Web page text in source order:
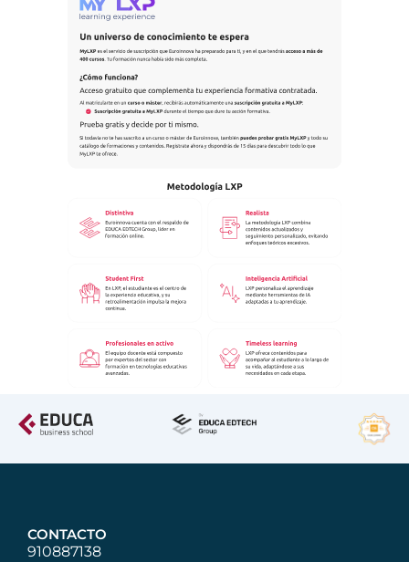
CONTACTO
910887138